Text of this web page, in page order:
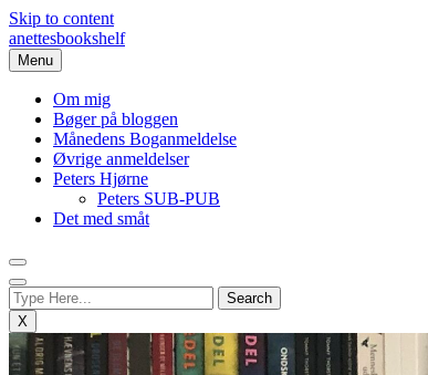
Skip to content
anettesbookshelf
Menu
Om mig
Bøger på bloggen
Månedens Boganmeldelse
Øvrige anmeldelser
Peters Hjørne
Peters SUB-PUB
Det med småt
X